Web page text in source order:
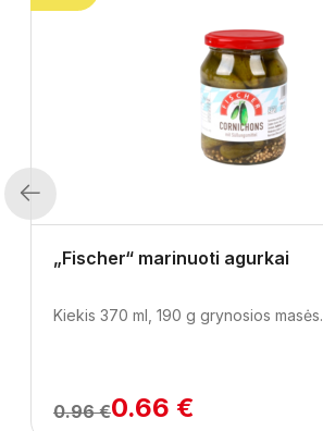
Previous
„Fischer“ marinuoti agurkai
Kiekis 370 ml, 190 g grynosios masės.
0.96 €0.66 €